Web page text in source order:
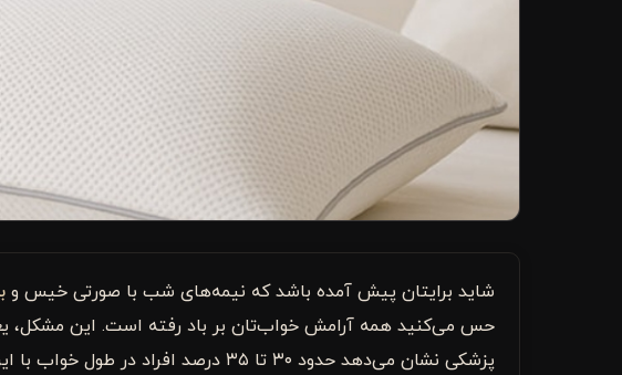
شاید برایتان پیش آمده باشد که نیمه‌های شب با صورتی خیس و
حس می‌کنید همه آرامش خواب‌تان بر باد رفته است. این مشکل،
پزشکی نشان می‌دهد حدود ۳۰ تا ۳۵ درصد